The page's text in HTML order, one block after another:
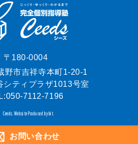
〒180-0004
野市吉祥寺本町1-20-1
シティプラザ1013号室
050-7112-7196
お問い合わせ
Ceeds. Website Produced by bit.